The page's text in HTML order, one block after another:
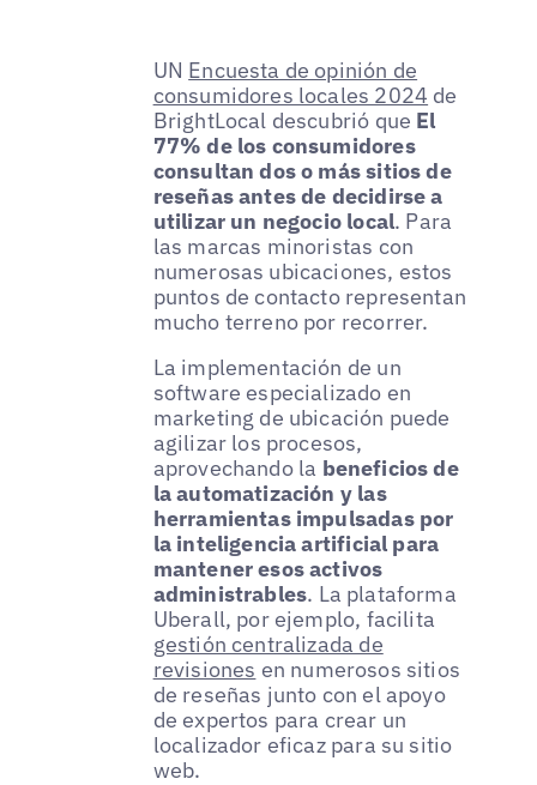
UN Encuesta de opinión de
consumidores locales 2024 de
BrightLocal descubrió que El
77% de los consumidores
consultan dos o más sitios de
reseñas antes de decidirse a
utilizar un negocio local. Para
las marcas minoristas con
numerosas ubicaciones, estos
puntos de contacto representan
mucho terreno por recorrer.
La implementación de un
software especializado en
marketing de ubicación puede
agilizar los procesos,
aprovechando la beneficios de
la automatización y las
herramientas impulsadas por
la inteligencia artificial para
mantener esos activos
administrables. La plataforma
Uberall, por ejemplo, facilita
gestión centralizada de
revisiones en numerosos sitios
de reseñas junto con el apoyo
de expertos para crear un
localizador eficaz para su sitio
web.